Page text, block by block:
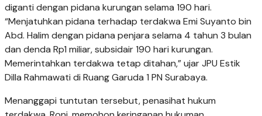
diganti dengan pidana kurungan selama 190 hari.
“Menjatuhkan pidana terhadap terdakwa Emi Suyanto bin
Abd. Halim dengan pidana penjara selama 4 tahun 3 bulan
dan denda Rp1 miliar, subsidair 190 hari kurungan.
Memerintahkan terdakwa tetap ditahan,” ujar JPU Estik
Dilla Rahmawati di Ruang Garuda 1 PN Surabaya.
Menanggapi tuntutan tersebut, penasihat hukum